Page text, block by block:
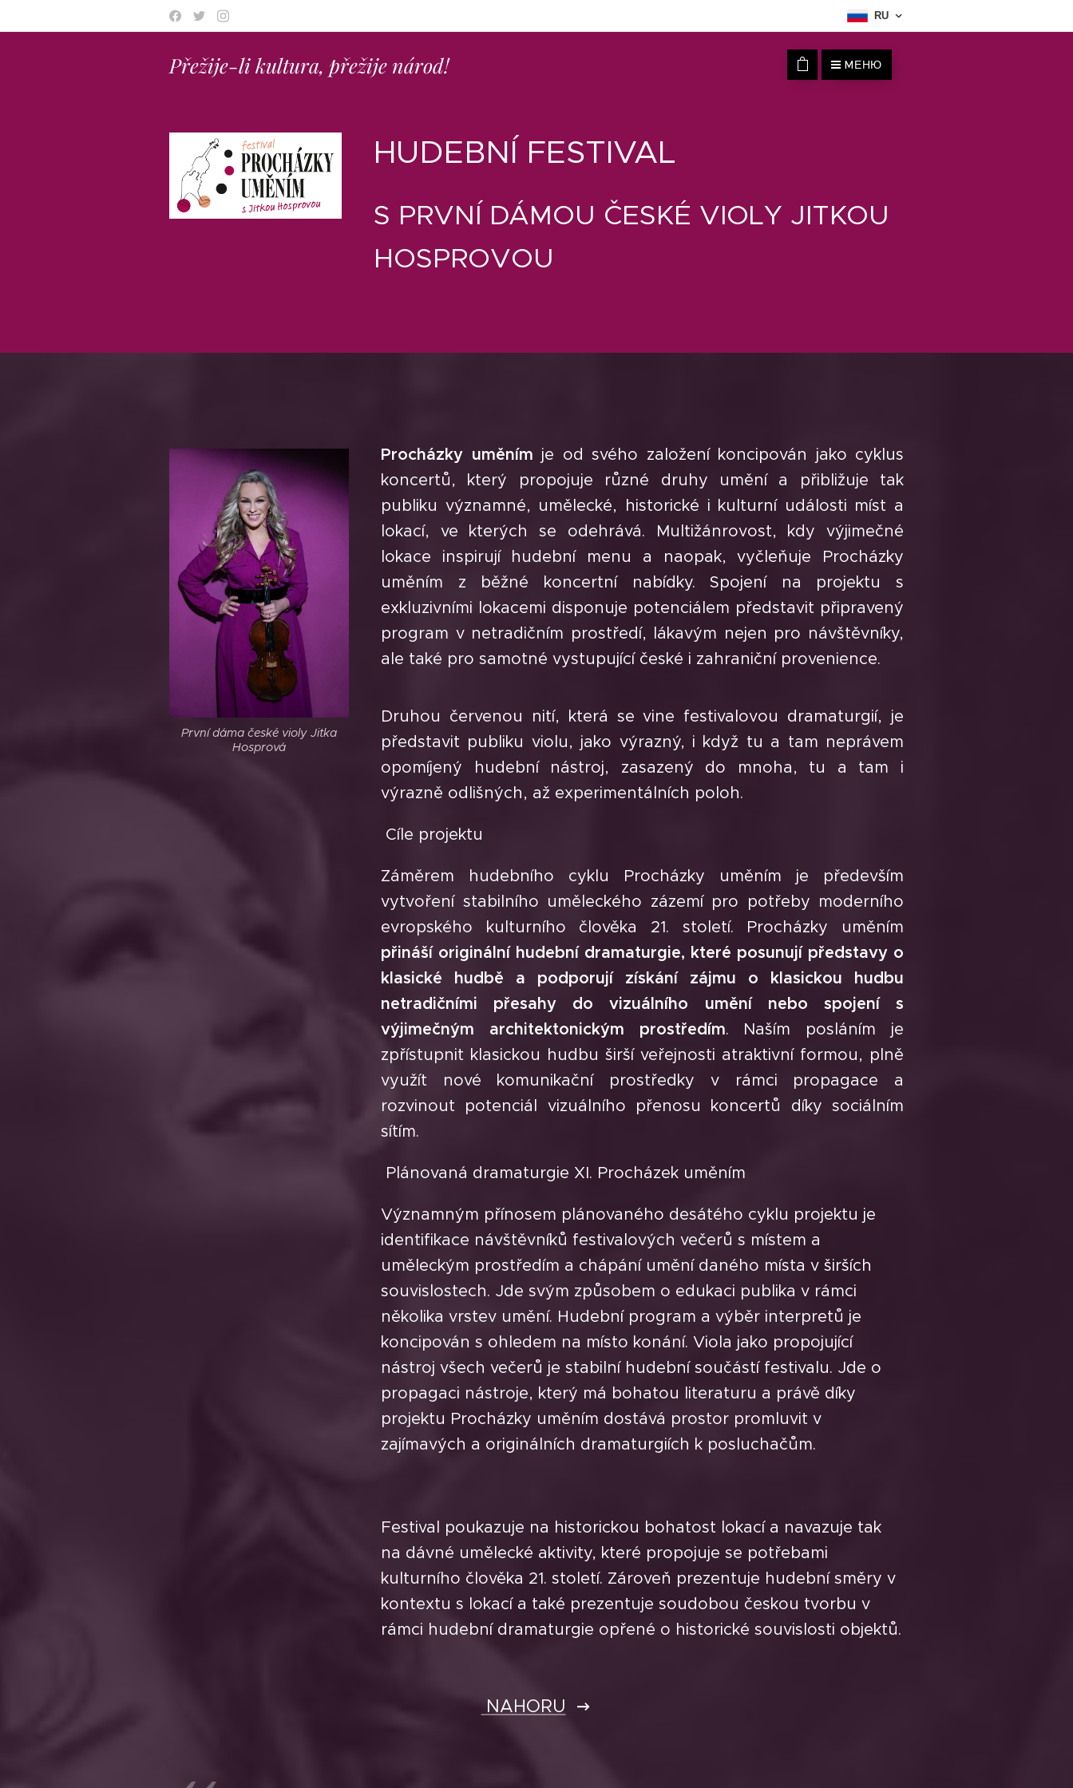
RU
Přežije-li kultura, přežije národ! MЕНЮ
HUDEBNÍ FESTIVAL
S PRVNÍ DÁMOU ČESKÉ VIOLY JITKOU
HOSPROVOU
První dáma české violy Jitka
Hosprová
Procházky uměním je od svého založení koncipován jako cyklus
koncertů, který propojuje různé druhy umění a přibližuje tak
publiku významné, umělecké, historické i kulturní události míst a
lokací, ve kterých se odehrává. Multižánrovost, kdy výjimečné
lokace inspirují hudební menu a naopak, vyčleňuje Procházky
uměním z běžné koncertní nabídky. Spojení na projektu s
exkluzivními lokacemi disponuje potenciálem představit připravený
program v netradičním prostředí, lákavým nejen pro návštěvníky,
ale také pro samotné vystupující české i zahraniční provenience.
Druhou červenou nití, která se vine festivalovou dramaturgií, je
představit publiku violu, jako výrazný, i když tu a tam neprávem
opomíjený hudební nástroj, zasazený do mnoha, tu a tam i
výrazně odlišných, až experimentálních poloh.
Cíle projektu
Záměrem hudebního cyklu Procházky uměním je především
vytvoření stabilního uměleckého zázemí pro potřeby moderního
evropského kulturního člověka 21. století. Procházky uměním
přináší originální hudební dramaturgie, které posunují představy o
klasické hudbě a podporují získání zájmu o klasickou hudbu
netradičními přesahy do vizuálního umění nebo spojení s
výjimečným architektonickým prostředím. Naším posláním je
zpřístupnit klasickou hudbu širší veřejnosti atraktivní formou, plně
využít nové komunikační prostředky v rámci propagace a
rozvinout potenciál vizuálního přenosu koncertů díky sociálním
sítím.
Plánovaná dramaturgie XI. Procházek uměním
Významným přínosem plánovaného desátého cyklu projektu je
identifikace návštěvníků festivalových večerů s místem a
uměleckým prostředím a chápání umění daného místa v širších
souvislostech. Jde svým způsobem o edukaci publika v rámci
několika vrstev umění. Hudební program a výběr interpretů je
koncipován s ohledem na místo konání. Viola jako propojující
nástroj všech večerů je stabilní hudební součástí festivalu. Jde o
propagaci nástroje, který má bohatou literaturu a právě díky
projektu Procházky uměním dostává prostor promluvit v
zajímavých a originálních dramaturgiích k posluchačům.
Festival poukazuje na historickou bohatost lokací a navazuje tak
na dávné umělecké aktivity, které propojuje se potřebami
kulturního člověka 21. století. Zároveň prezentuje hudební směry v
kontextu s lokací a také prezentuje soudobou českou tvorbu v
rámci hudební dramaturgie opřené o historické souvislosti objektů.
NAHORU